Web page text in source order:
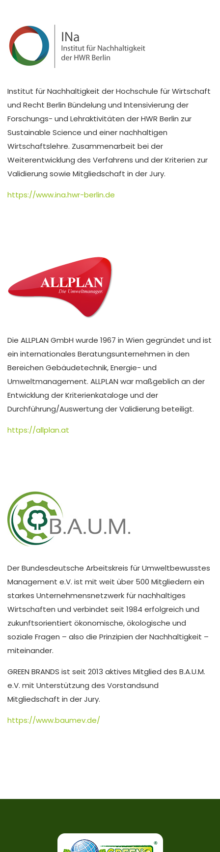
Institut für Nachhaltigkeit der Hochschule für Wirtschaft
und Recht Berlin Bündelung und Intensivierung der
Forschungs- und Lehraktivitäten der HWR Berlin zur
Sustainable Science und einer nachhaltigen
Wirtschaftslehre. Zusammenarbeit bei der
Weiterentwicklung des Verfahrens und der Kriterien zur
Validierung sowie Mitgliedschaft in der Jury.
https://www.ina.hwr-berlin.de
Die ALLPLAN GmbH wurde 1967 in Wien gegründet und ist
ein internationales Beratungsunternehmen in den
Bereichen Gebäudetechnik, Energie- und
Umweltmanagement. ALLPLAN war maßgeblich an der
Entwicklung der Kriterienkataloge und der
Durchführung/Auswertung der Validierung beteiligt.
https://allplan.at
Der Bundesdeutsche Arbeitskreis für Umweltbewusstes
Management e.V. ist mit weit über 500 Mitgliedern ein
starkes Unternehmensnetzwerk für nachhaltiges
Wirtschaften und verbindet seit 1984 erfolgreich und
zukunftsorientiert ökonomische, ökologische und
soziale Fragen – also die Prinzipien der Nachhaltigkeit –
miteinander.
GREEN BRANDS ist seit 2013 aktives Mitglied des B.A.U.M.
e.V. mit Unterstützung des Vorstandsund
Mitgliedschaft in der Jury.
https://www.baumev.de/